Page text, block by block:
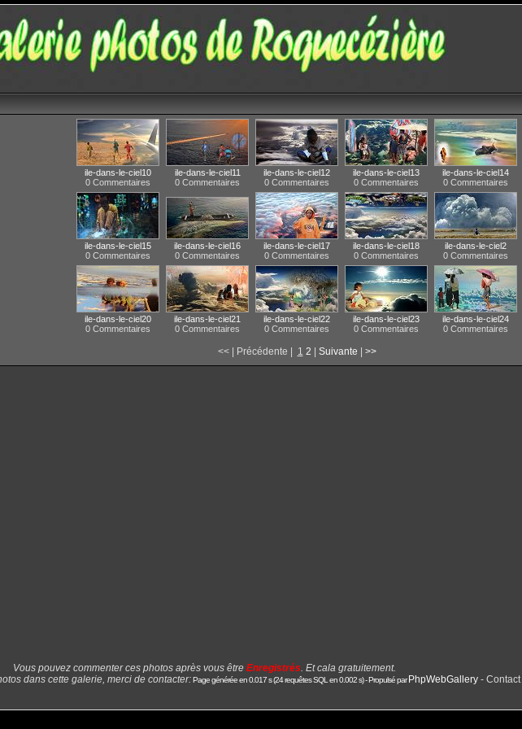
ile-dans-le-ciel10
0 Commentaires
ile-dans-le-ciel11
0 Commentaires
ile-dans-le-ciel12
0 Commentaires
ile-dans-le-ciel13
0 Commentaires
ile-dans-le-ciel14
0 Commentaires
ile-dans-le-ciel15
0 Commentaires
ile-dans-le-ciel16
0 Commentaires
ile-dans-le-ciel17
0 Commentaires
ile-dans-le-ciel18
0 Commentaires
ile-dans-le-ciel2
0 Commentaires
ile-dans-le-ciel20
0 Commentaires
ile-dans-le-ciel21
0 Commentaires
ile-dans-le-ciel22
0 Commentaires
ile-dans-le-ciel23
0 Commentaires
ile-dans-le-ciel24
0 Commentaires
<< | Précédente | 1 2 Suivante >>
Vous pouvez commenter ces photos après vous être Enregistrés. Et cala gratuitement.
dans cette galerie, merci de contacter:Page générée en 0.017 s (24 requêtes SQL en 0.002 s) -Propulsé parPhpWebGallery - Contact